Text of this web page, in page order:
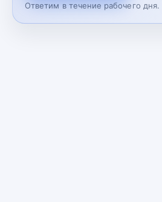
Ответим в течение рабочего дня.